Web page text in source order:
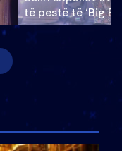
të pestë të ‘Big